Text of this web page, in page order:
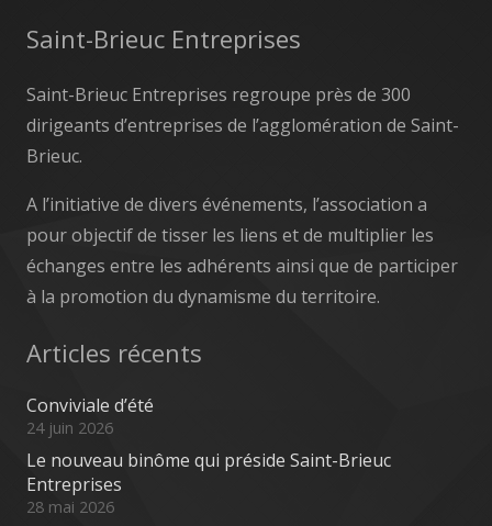
Saint-Brieuc Entreprises
Saint-Brieuc Entreprises regroupe près de 300
dirigeants d’entreprises de l’agglomération de Saint-
Brieuc.
A l’initiative de divers événements, l’association a
pour objectif de tisser les liens et de multiplier les
échanges entre les adhérents ainsi que de participer
à la promotion du dynamisme du territoire.
Articles récents
Conviviale d’été
24 juin 2026
Le nouveau binôme qui préside Saint-Brieuc
Entreprises
28 mai 2026